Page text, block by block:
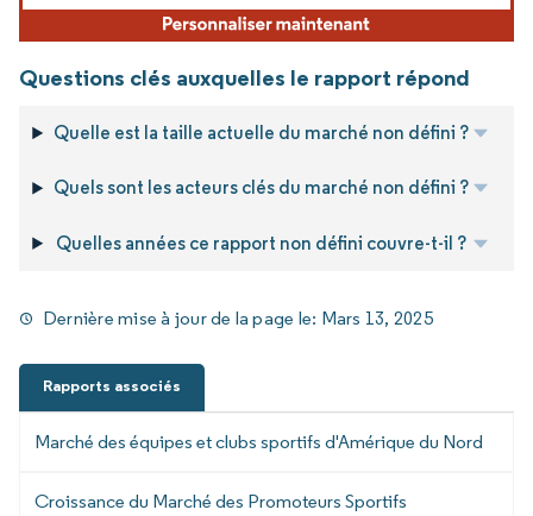
Questions clés auxquelles le rapport répond
Quelle est la taille actuelle du marché non défini ?
Quels sont les acteurs clés du marché non défini ?
Quelles années ce rapport non défini couvre-t-il ?
Dernière mise à jour de la page le: Mars 13, 2025
Rapports associés
Marché des équipes et clubs sportifs d'Amérique du Nord
Croissance du Marché des Promoteurs Sportifs